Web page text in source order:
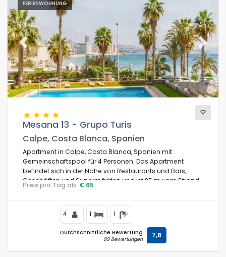
FERIENWOHNUNG
Previous Next
Mesana 13 - Grupo Turis
Calpe, Costa Blanca, Spanien
Apartment in Calpe, Costa Blanca, Spanien mit
Gemeinschaftspool für 4 Personen. Das Apartment
befindet sich in der Nähe von Restaurants und Bars,
Geschäften und Supermärkten und ist 25 m vom Strand
La Fossa / Levante entfernt.
Preis pro Tag ab: € 65
4 1 1
Durchschnittliche Bewertung
99 Bewertungen 7,8